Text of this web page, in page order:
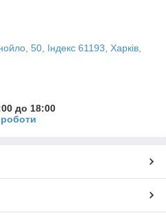
50, Індекс 61193, Харків,
до 18:00